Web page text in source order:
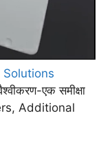
Solutions
एक समीक्षा
Additional